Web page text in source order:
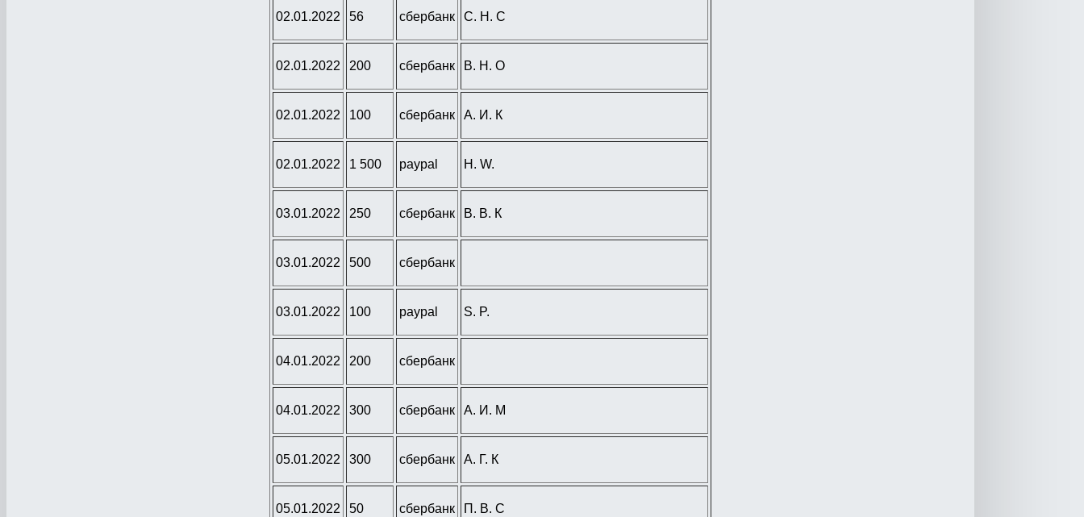
02.01.2022 56 сбербанк С. Н. С
02.01.2022 200 сбербанк В. Н. О
02.01.2022 100 сбербанк А. И. К
02.01.2022 1 500 paypal H. W.
03.01.2022 250 сбербанк В. В. К
03.01.2022 500 сбербанк
03.01.2022 100 paypal S. P.
04.01.2022 200 сбербанк
04.01.2022 300 сбербанк А. И. М
05.01.2022 300 сбербанк А. Г. К
05.01.2022 50 сбербанк П. В. С